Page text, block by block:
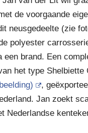
de voorgaande
neusgedeelte (zie
polyester
een brand. Een
het type Shelbiette
,
Jan zoekt
Nederlandse